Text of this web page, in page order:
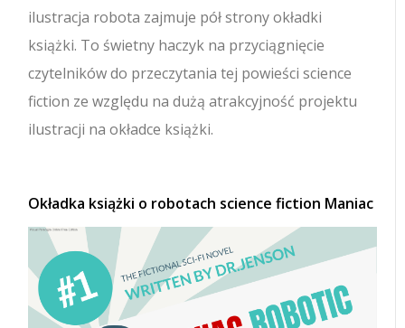
ilustracja robota zajmuje pół strony okładki
książki. To świetny haczyk na przyciągnięcie
czytelników do przeczytania tej powieści science
fiction ze względu na dużą atrakcyjność projektu
ilustracji na okładce książki.
Okładka książki o robotach science fiction Maniac